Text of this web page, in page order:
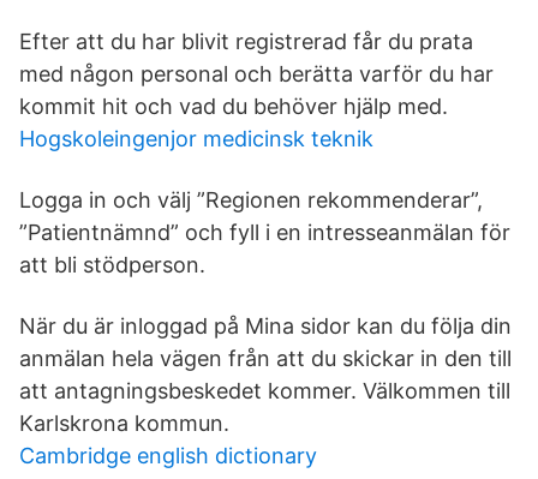
Efter att du har blivit registrerad får du prata
med någon personal och berätta varför du har
kommit hit och vad du behöver hjälp med.
Hogskoleingenjor medicinsk teknik
Logga in och välj ”Regionen rekommenderar”,
”Patientnämnd” och fyll i en intresseanmälan för
att bli stödperson.
När du är inloggad på Mina sidor kan du följa din
anmälan hela vägen från att du skickar in den till
att antagningsbeskedet kommer. Välkommen till
Karlskrona kommun.
Cambridge english dictionary